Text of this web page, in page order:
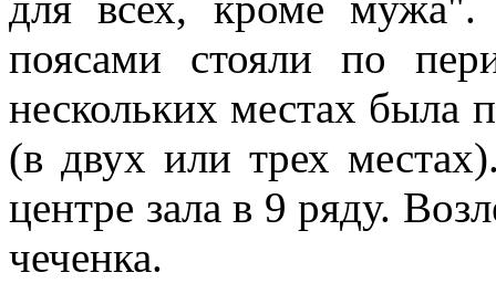
поясами стояли по
нескольких местах была
(в двух или трех
центре зала в 9 ряду.
чеченка.